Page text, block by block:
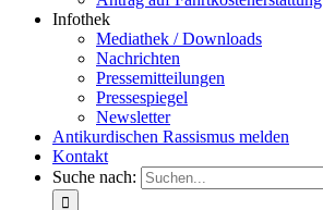
Infothek
Mediathek / Downloads
Nachrichten
Pressemitteilungen
Pressespiegel
Newsletter
Antikurdischen Rassismus melden
Kontakt
Suche nach: